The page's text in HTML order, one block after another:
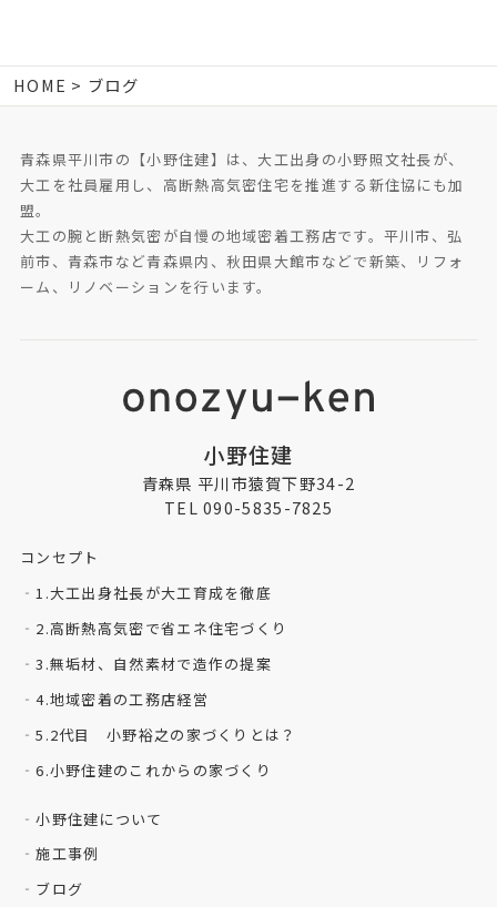
HOME ブログ
青森県平川市の【小野住建】は、大工出身の小野照文社長が、
大工を社員雇用し、高断熱高気密住宅を推進する新住協にも加
盟。
大工の腕と断熱気密が自慢の地域密着工務店です。平川市、弘
前市、青森市など青森県内、秋田県大館市などで新築、リフォ
ーム、リノベーションを行います。
小野住建
青森県 平川市猿賀下野34-2
TEL 090-5835-7825
コンセプト
1.大工出身社長が大工育成を徹底
2.高断熱高気密で省エネ住宅づくり
3.無垢材、自然素材で造作の提案
4.地域密着の工務店経営
5.2代目 小野裕之の家づくりとは？
6.小野住建のこれからの家づくり
小野住建について
施工事例
ブログ